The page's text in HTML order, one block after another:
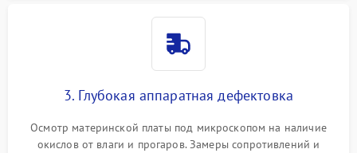
3. Глубокая аппаратная дефектовка
Осмотр материнской платы под микроскопом на наличие
окислов от влаги и прогаров. Замеры сопротивлений и